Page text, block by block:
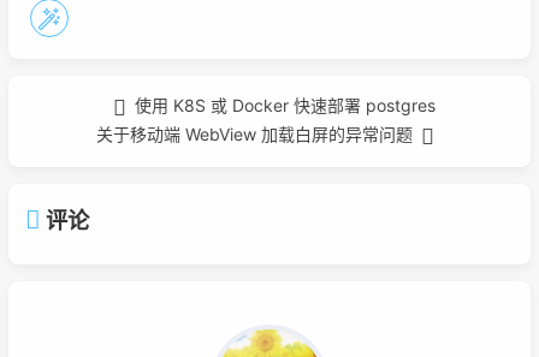
使用 K8S 或 Docker 快速部署 postgres
关于移动端 WebView 加载白屏的异常问题
评论